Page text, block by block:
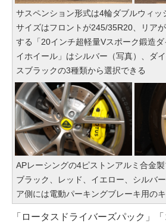
サスペンション形式は4輪ダブルウィッ
サイズはフロントが245/35R20、リア
する「20インチ超軽量Vスポーク鍛造
イホイール」はシルバー（写真）、ダ
スブラックの3種類から選択できる
APレーシングの4ピストンアルミ合金
ブラック、レッド、イエロー、シルバ
ア側には電動パーキングブレーキ用の
「ロータスドライバーズパック」